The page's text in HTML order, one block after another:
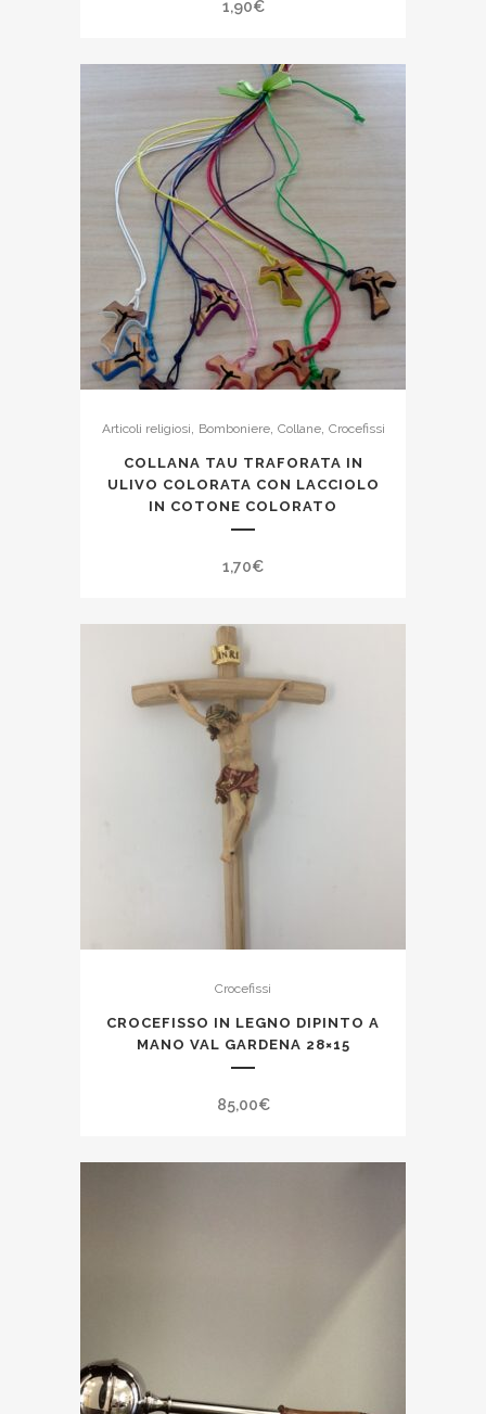
1,90€
Articoli religiosi Bomboniere, Collane, Crocefissi
COLLANA TAU TRAFORATA IN
ULIVO COLORATA CON LACCIOLO
IN COTONE COLORATO
1,70€
Crocefissi
CROCEFISSO IN LEGNO DIPINTO A
MANO VAL GARDENA 28×15
85,00€